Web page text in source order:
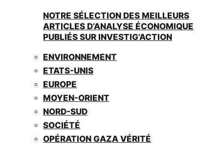
NOTRE SÉLECTION DES MEILLEURS
ARTICLES D’ANALYSE ÉCONOMIQUE
PUBLIÉS SUR INVESTIG’ACTION
ENVIRONNEMENT
ETATS-UNIS
EUROPE
MOYEN-ORIENT
NORD-SUD
SOCIÉTÉ
OPÉRATION GAZA VÉRITÉ